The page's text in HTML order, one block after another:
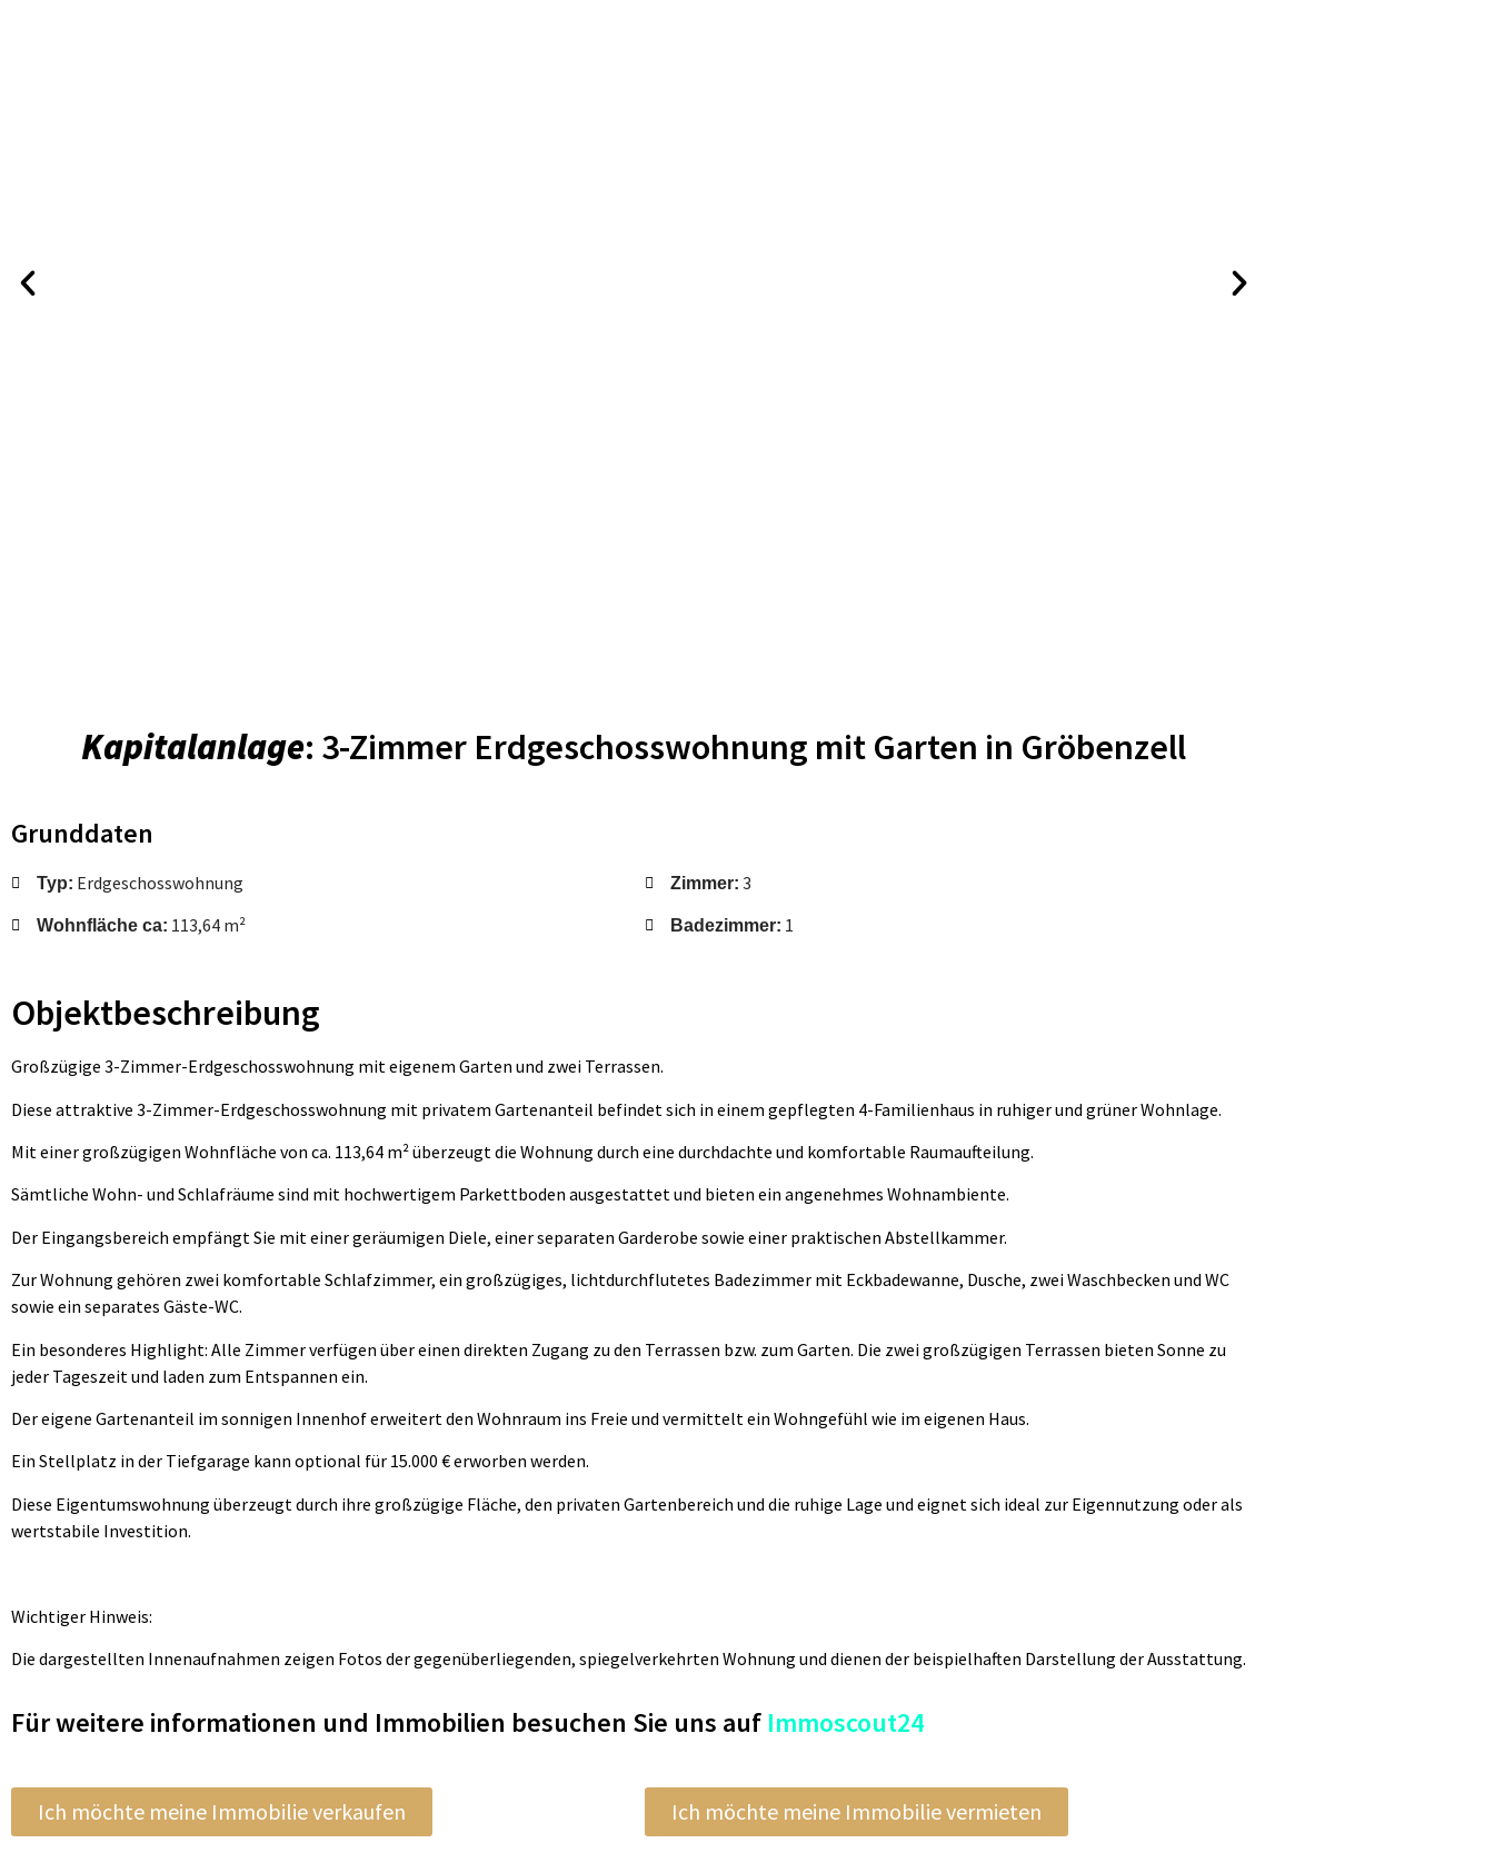
Kapitalanlage: 3-Zimmer Erdgeschosswohnung mit Garten in Gröbenzell
Grunddaten
Typ: Erdgeschosswohnung
Wohnfläche ca: 113,64 m²
Zimmer: 3
Badezimmer: 1
Objektbeschreibung
Großzügige 3-Zimmer-Erdgeschosswohnung mit eigenem Garten und zwei Terrassen.
Diese attraktive 3-Zimmer-Erdgeschosswohnung mit privatem Gartenanteil befindet sich in einem gepflegten 4-Familienhaus in ruhiger und grüner Wohnlage.
Mit einer großzügigen Wohnfläche von ca. 113,64 m² überzeugt die Wohnung durch eine durchdachte und komfortable Raumaufteilung.
Sämtliche Wohn- und Schlafräume sind mit hochwertigem Parkettboden ausgestattet und bieten ein angenehmes Wohnambiente.
Der Eingangsbereich empfängt Sie mit einer geräumigen Diele, einer separaten Garderobe sowie einer praktischen Abstellkammer.
Zur Wohnung gehören zwei komfortable Schlafzimmer, ein großzügiges, lichtdurchflutetes Badezimmer mit Eckbadewanne, Dusche, zwei Waschbecken und WC
sowie ein separates Gäste-WC.
Ein besonderes Highlight: Alle Zimmer verfügen über einen direkten Zugang zu den Terrassen bzw. zum Garten. Die zwei großzügigen Terrassen bieten Sonne zu
jeder Tageszeit und laden zum Entspannen ein.
Der eigene Gartenanteil im sonnigen Innenhof erweitert den Wohnraum ins Freie und vermittelt ein Wohngefühl wie im eigenen Haus.
Ein Stellplatz in der Tiefgarage kann optional für 15.000 € erworben werden.
Diese Eigentumswohnung überzeugt durch ihre großzügige Fläche, den privaten Gartenbereich und die ruhige Lage und eignet sich ideal zur Eigennutzung oder als
wertstabile Investition.
Wichtiger Hinweis:
Die dargestellten Innenaufnahmen zeigen Fotos der gegenüberliegenden, spiegelverkehrten Wohnung und dienen der beispielhaften Darstellung der Ausstattung.
Für weitere informationen und Immobilien besuchen Sie uns auf Immoscout24
Ich möchte meine Immobilie verkaufen Ich möchte meine Immobilie vermieten